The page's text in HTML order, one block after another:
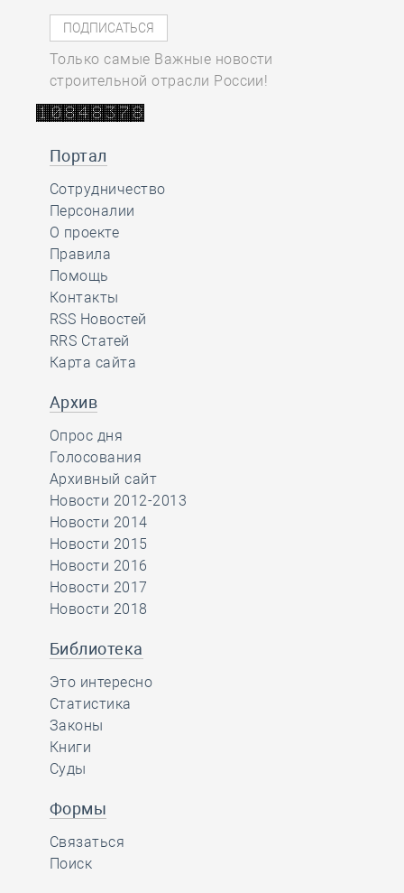
Только самые Важные новости
строительной отрасли России!
Портал
Сотрудничество
Персоналии
О проекте
Правила
Помощь
Контакты
RSS Новостей
RRS Статей
Карта сайта
Архив
Опрос дня
Голосования
Архивный сайт
Новости 2012-2013
Новости 2014
Новости 2015
Новости 2016
Новости 2017
Новости 2018
Библиотека
Это интересно
Статистика
Законы
Книги
Суды
Формы
Связаться
Поиск